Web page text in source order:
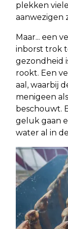
plekken
aanwezigen
Maar... een
inborst trok
gezondheid
rookt. Een
aal, waarbij
menigeen
beschouwt.
geluk gaan
water al in